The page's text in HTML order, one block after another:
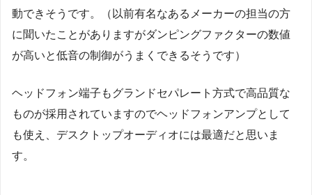
動できそうです。（以前有名なあるメーカーの担当の方
に聞いたことがありますがダンピングファクターの数値
が高いと低音の制御がうまくできるそうです）
ヘッドフォン端子もグランドセパレート方式で高品質な
ものが採用されていますのでヘッドフォンアンプとして
も使え、デスクトップオーディオには最適だと思いま
す。